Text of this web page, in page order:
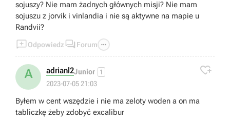
sojuszy? Nie mam żadnych głównych misji? Nie mam
sojuszu z jorvik i vinlandia i nie są aktywne na mapie u
Randvii?
Odpowiedz  Forum 
A adrianl2Junior 1
2023-07-05 21:03

Byłem w cent wszędzie i nie ma zeloty woden a on ma
tabliczkę żeby zdobyć excalibur